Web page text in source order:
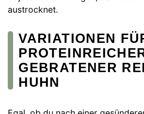
austrocknet.
VARIATIONEN
GEBRATENER
HUHN